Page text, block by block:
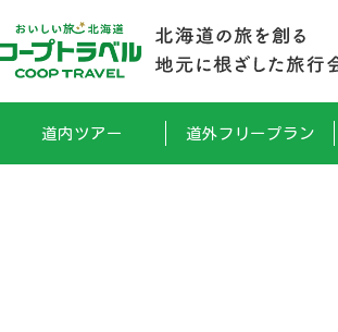
道内ツアー 道外フリープラン